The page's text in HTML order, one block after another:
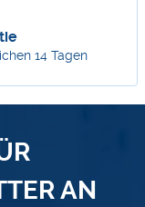
14 Tagen
AN